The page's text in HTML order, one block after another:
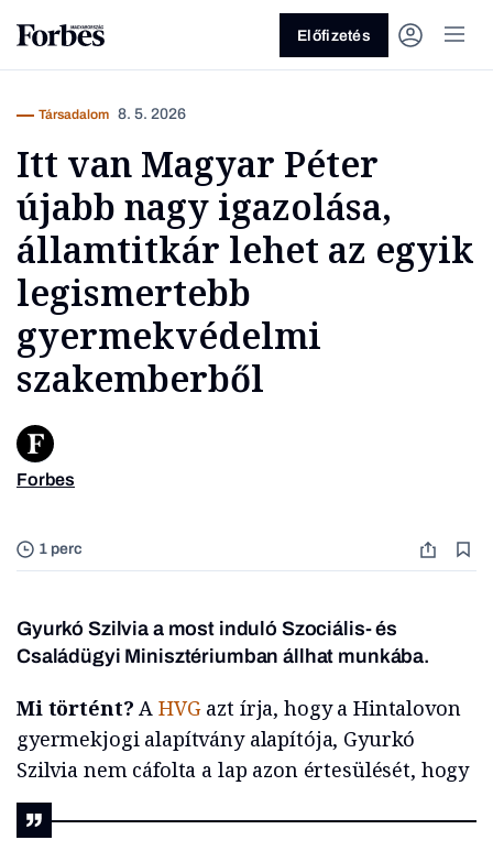
Vagy fedezze fel a következő
témákat
Pénz Zöld
Előfizetés
1 perc
Társadalom 8. 5. 2026
Itt van Magyar Péter
újabb nagy igazolása,
államtitkár lehet az egyik
legismertebb
gyermekvédelmi
szakemberből
Forbes
Gyurkó Szilvia a most induló Szociális- és
Családügyi Minisztériumban állhat munkába.
Mi történt? A HVGazt írja, hogy a Hintalovon
gyermekjogi alapítvány alapítója, Gyurkó
Szilvia nem cáfolta a lap azon értesülését, hogy